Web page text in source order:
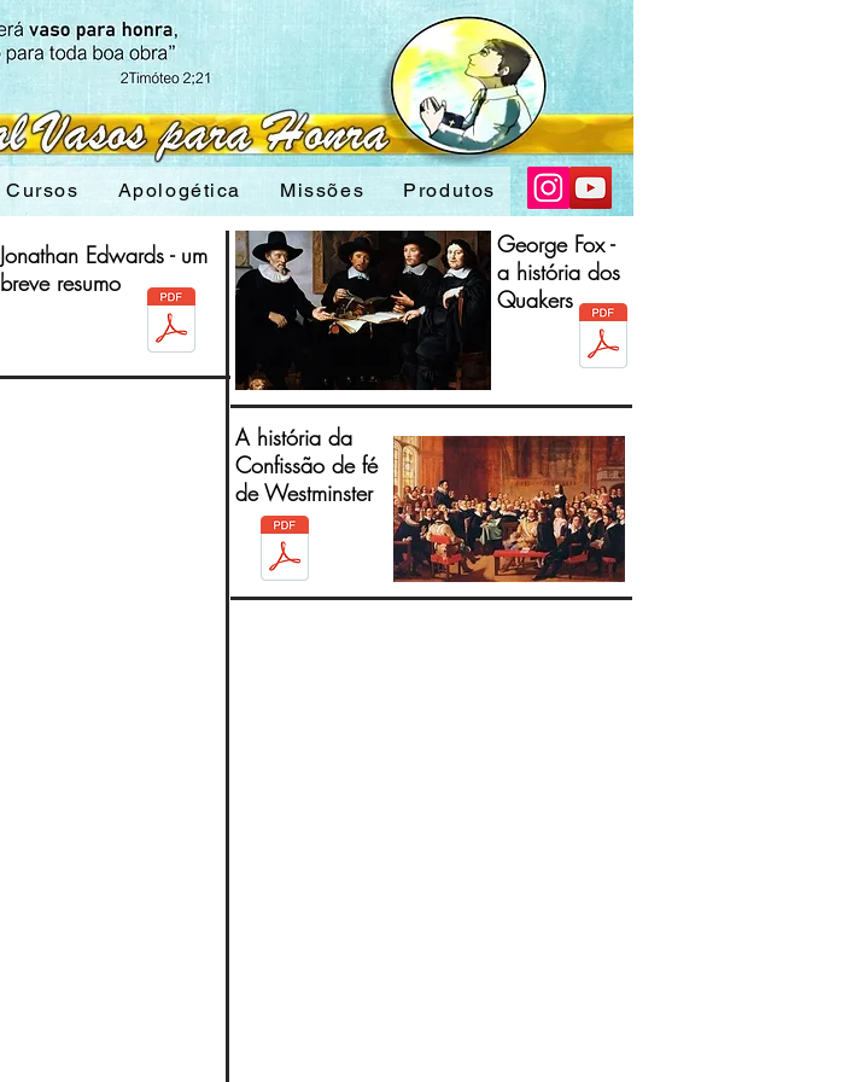
Cursos Apologética Missões Produtos
Jonathan Edwards - um
breve resumo
George Fox -
a história dos
Quakers
A história da
Confissão de fé
de Westminster